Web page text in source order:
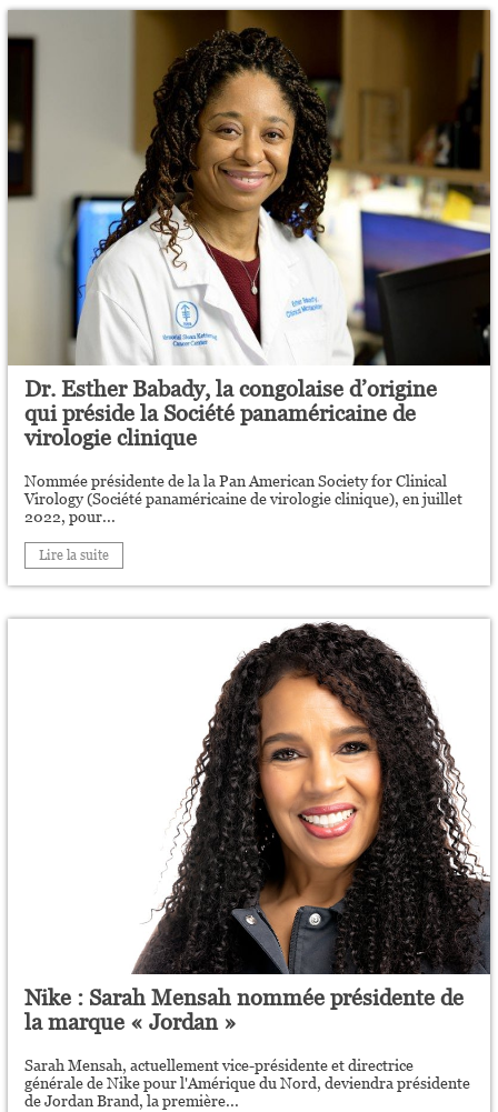
Dr. Esther Babady, la congolaise d’origine
qui préside la Société panaméricaine de
virologie clinique
Nommée présidente de la la Pan American Society for Clinical
Virology (Société panaméricaine de virologie clinique), en juillet
2022, pour...
Lire la suite
Nike : Sarah Mensah nommée présidente de
la marque « Jordan »
Sarah Mensah, actuellement vice-présidente et directrice
générale de Nike pour l'Amérique du Nord, deviendra présidente
de Jordan Brand, la première...